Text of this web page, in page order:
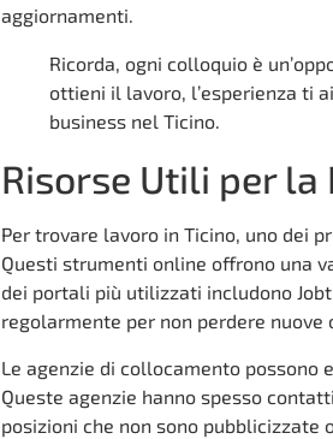
aggiornamenti.
Ricorda, ogni colloquio è
ottieni il lavoro, l’esperienza ti
business nel Ticino.
Risorse Utili per la
Per trovare lavoro in Ticino, uno dei
Questi strumenti online offrono una
dei portali più utilizzati includono
regolarmente per non perdere nuove
Le agenzie di collocamento possono
Queste agenzie hanno spesso
posizioni che non sono pubblicizzate